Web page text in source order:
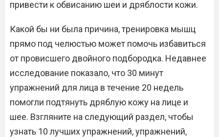
привести к обвисанию шеи и дряблости кожи.
Какой бы ни была причина, тренировка мышц
прямо под челюстью может помочь избавиться
от провисшего двойного подбородка. Недавнее
исследование показало, что 30 минут
упражнений для лица в течение 20 недель
помогли подтянуть дряблую кожу на лице и
шее. Взгляните на следующий раздел, чтобы
узнать 10 лучших упражнений, упражнений,